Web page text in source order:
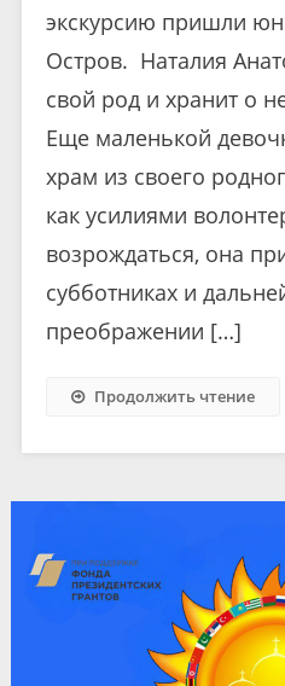
экскурсию пришли
Остров. Наталия
свой род и хранит о
Еще маленькой
храм из своего
как усилиями
возрождаться, она
субботниках и
преображении […]
Продолжить чтение